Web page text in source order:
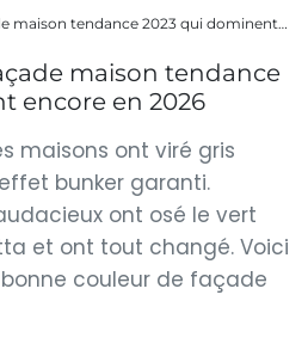
maison tendance 2023 qui dominent…
maison tendance
encore en 2026
maisons ont viré gris
bunker garanti.
ont osé le vert
et ont tout changé. Voici
couleur de façade